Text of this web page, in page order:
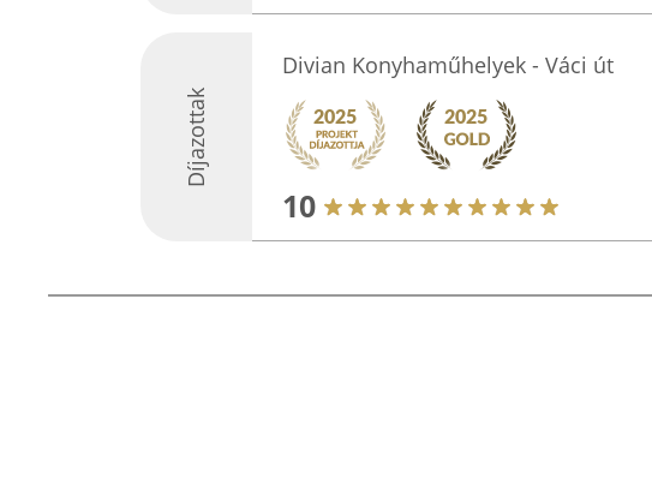
Díjazottak
Divian Konyhaműhelyek - Váci út
10